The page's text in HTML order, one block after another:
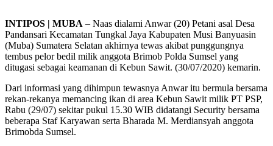
INTIPOS | MUBA – Naas dialami Anwar (20) Petani asal Desa
Pandansari Kecamatan Tungkal Jaya Kabupaten Musi Banyuasin
(Muba) Sumatera Selatan akhirnya tewas akibat punggungnya
tembus pelor bedil milik anggota Brimob Polda Sumsel yang
ditugasi sebagai keamanan di Kebun Sawit. (30/07/2020) kemarin.
Dari informasi yang dihimpun tewasnya Anwar itu bermula bersama
rekan-rekanya memancing ikan di area Kebun Sawit milik PT PSP,
Rabu (29/07) sekitar pukul 15.30 WIB didatangi Security bersama
beberapa Staf Karyawan serta Bharada M. Merdiansyah anggota
Brimobda Sumsel.